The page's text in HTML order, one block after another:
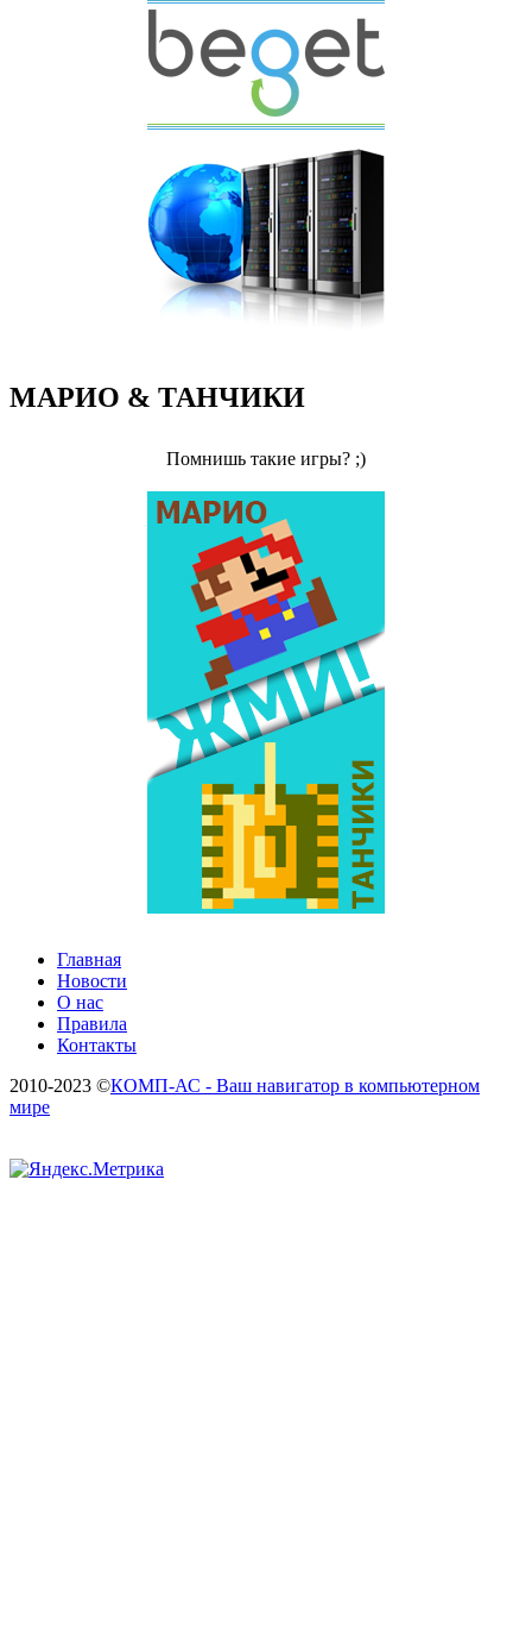
МАРИО & ТАНЧИКИ
Помнишь такие игры? ;)
Главная
Новости
О нас
Правила
Контакты
2010-2023 ©КОМП-АС - Ваш навигатор в компьютерном
мире